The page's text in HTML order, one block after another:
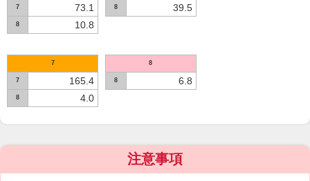
7 73.1
8 10.8
8 39.5
7
7 165.4
8 4.0
8
8 6.8
注意事項